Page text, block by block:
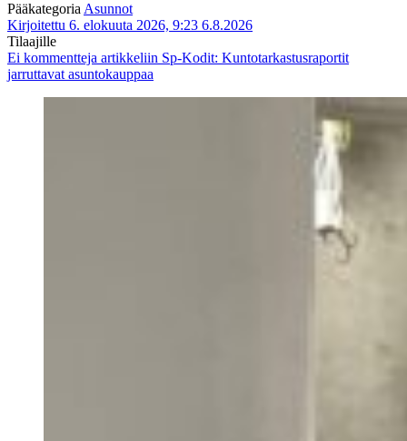
PääkategoriaAsunnot
Kirjoitettu 6. elokuuta 2026, 9:23 6.8.2026
Tilaajille
Ei kommentteja artikkeliin Sp-Kodit: Kuntotarkastusraportit
jarruttavat asuntokauppaa